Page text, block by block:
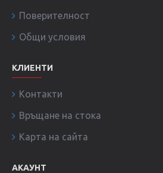
Поверителност
Общи условия
КЛИЕНТИ
Контакти
Връщане на стока
Карта на сайта
АКАУНТ